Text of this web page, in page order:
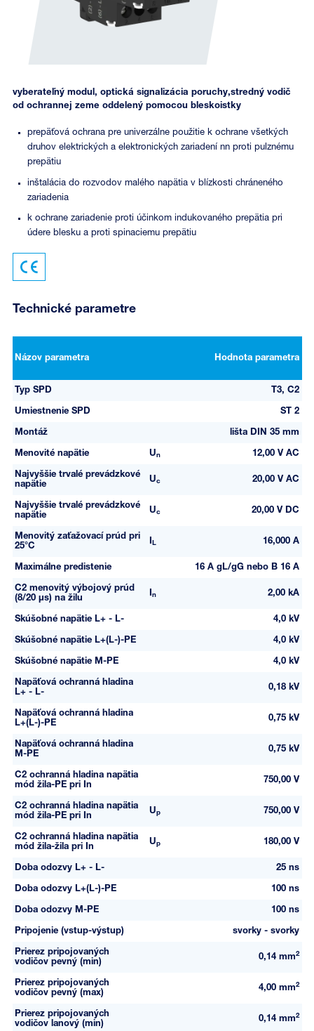
vyberateľný modul, optická signalizácia poruchy,stredný vodič
od ochrannej zeme oddelený pomocou bleskoistky
prepäťová ochrana pre univerzálne použitie k ochrane všetkých
druhov elektrických a elektronických zariadení nn proti pulznému
prepätiu
inštalácia do rozvodov malého napätia v blízkosti chráneného
zariadenia
k ochrane zariadenie proti účinkom indukovaného prepätia pri
údere blesku a proti spinaciemu prepätiu
Technické parametre
Názov parametra Hodnota parametra
Typ SPD T3, C2
Umiestnenie SPD ST 2
Montáž lišta DIN 35 mm
Menovité napätie Un 12,00 V AC
Najvyššie trvalé prevádzkové
napätie
Uc 20,00 V AC
Najvyššie trvalé prevádzkové
napätie
Uc 20,00 V DC
Menovitý zaťažovací prúd pri
25°C
L 16,000 A
Maximálne predistenie 16 A gL/gG nebo B 16 A
C2 menovitý výbojový prúd
(8/20 µs) na žilu
n 2,00 kA
Skúšobné napätie L+ - L- 4,0 kV
Skúšobné napätie L+(L-)-PE 4,0 kV
Skúšobné napätie M-PE 4,0 kV
Napäťová ochranná hladina
L+ - L-
0,18 kV
Napäťová ochranná hladina
L+(L-)-PE
0,75 kV
Napäťová ochranná hladina
M-PE
0,75 kV
C2 ochranná hladina napätia
mód žila-PE pri In
750,00 V
C2 ochranná hladina napätia
mód žila-PE pri In
Up 750,00 V
C2 ochranná hladina napätia
mód žila-žila pri In
Up 180,00 V
Doba odozvy L+ - L- 25 ns
Doba odozvy L+(L-)-PE 100 ns
Doba odozvy M-PE 100 ns
Pripojenie (vstup-výstup) svorky - svorky
Prierez pripojovaných
vodičov pevný (min)
0,14 mm2
Prierez pripojovaných
vodičov pevný (max)
4,00 mm2
Prierez pripojovaných
vodičov lanový (min)
0,14 mm2